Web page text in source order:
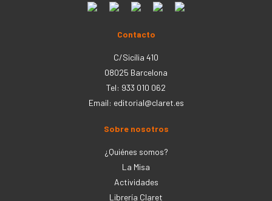
Contacto
C/Sicília 410
08025 Barcelona
Tel: 933 010 062
Email: editorial@claret.es
Sobre nosotros
¿Quiénes somos?
La Misa
Actividades
Librería Claret